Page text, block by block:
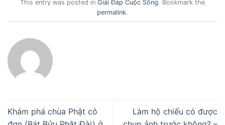
This entry was posted in Giải Đáp Cuộc Sống. Bookmark the
permalink.
Khám phá chùa Phật cô
Làm hộ chiếu có được